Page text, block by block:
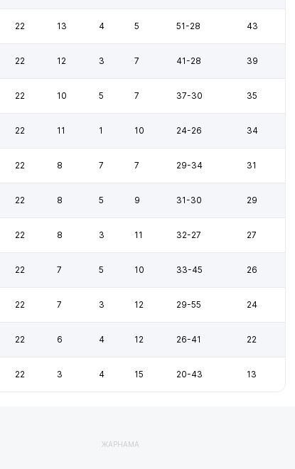
22 13 4 5 51-28 43
22 12 3 7 41-28 39
22 10 5 7 37-30 35
22 11 1 10 24-26 34
22 8 7 7 29-34 31
22 8 5 9 31-30 29
22 8 3 11 32-27 27
22 7 5 10 33-45 26
22 7 3 12 29-55 24
22 6 4 12 26-41 22
22 3 4 15 20-43 13
ЖАРНАМА